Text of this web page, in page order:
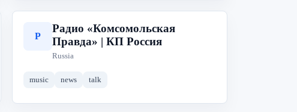
Р
Радио «Комсомольская
Правда» | КП Россия
Russia
music news talk